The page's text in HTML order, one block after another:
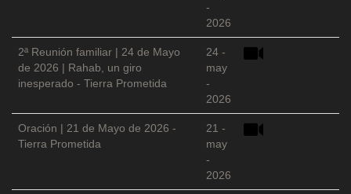
-
2026
2ª Reunión familiar | 24 de Mayo
de 2026 | Rahab, un giro
inesperado - Tierra Prometida
24 -
may
-
2026
Oración | 21 de Mayo de 2026 -
Tierra Prometida
21 -
may
-
2026